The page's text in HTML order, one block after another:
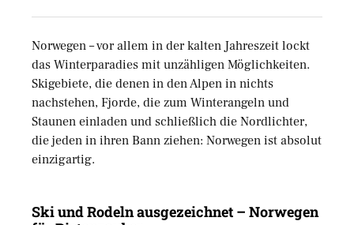
Norwegen – vor allem in der kalten Jahreszeit lockt
das Winterparadies mit unzähligen Möglichkeiten.
Skigebiete, die denen in den Alpen in nichts
nachstehen, Fjorde, die zum Winterangeln und
Staunen einladen und schließlich die Nordlichter,
die jeden in ihren Bann ziehen: Norwegen ist absolut
einzigartig.
Ski und Rodeln ausgezeichnet – Norwegen